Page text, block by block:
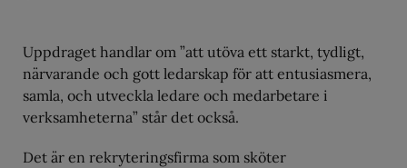
Uppdraget handlar om ”att utöva ett starkt, tydligt,
närvarande och gott ledarskap för att entusiasmera,
samla, och utveckla ledare och medarbetare i
verksamheterna” står det också.
Det är en rekryteringsfirma som sköter